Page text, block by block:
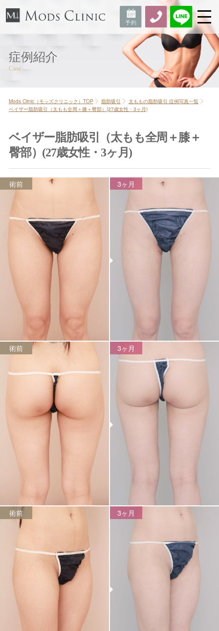
症例紹介
Mods Clinic（モッズクリニック）TOP 脂肪吸引
太ももの脂肪吸引 症例写真一覧
ベイザー脂肪吸引（太もも全周＋膝＋臀部）(27歳女性・3ヶ月)
ベイザー脂肪吸引（太もも全周＋膝＋
臀部）(27歳女性・3ヶ月)
術前 3ヶ月
術前 3ヶ月
術前 3ヶ月